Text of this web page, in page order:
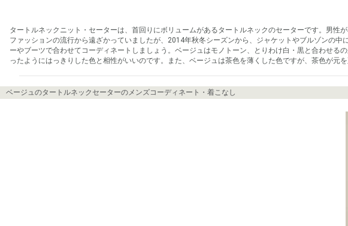
タートルネックニット・セーターは、首回りにボリュームがあるタートルネックのセーターです。男
ファッションの流行から遠ざかっていましたが、2014年秋冬シーズンから、ジャケットやブルゾンの
ーやブーツで合わせてコーディネートしましょう。ベージュはモノトーン、とりわけ白・黒と合わせ
ったようにはっきりした色と相性がいいのです。また、ベージュは茶色を薄くした色ですが、茶色が
ベージュのタートルネックセーターのメンズコーディネート・着こなし